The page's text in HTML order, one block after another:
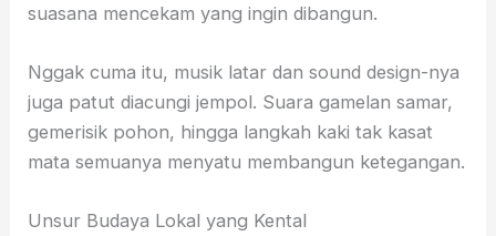
suasana mencekam yang ingin dibangun.
Nggak cuma itu, musik latar dan sound design-nya
juga patut diacungi jempol. Suara gamelan samar,
gemerisik pohon, hingga langkah kaki tak kasat
mata semuanya menyatu membangun ketegangan.
Unsur Budaya Lokal yang Kental